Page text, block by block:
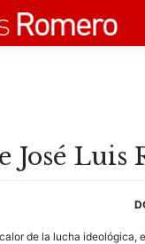
José Luis
de la lucha ideológica,